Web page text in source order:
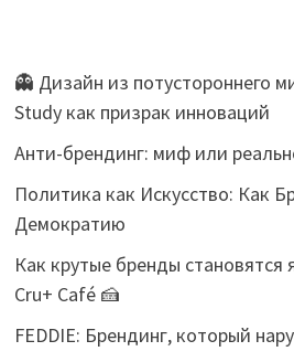
👻 Дизайн из потустороннего
Study как призрак инноваций
Анти-брендинг: миф или
Политика как Искусство: Как
Демократию
Как крутые бренды становятся
Cru+ Café 🍰
FEDDIE: Брендинг, который